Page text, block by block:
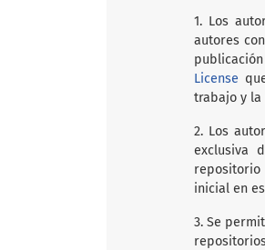
1. Los
autores
License
trabajo y la
2. Los
exclusiva
inicial en
3. Se